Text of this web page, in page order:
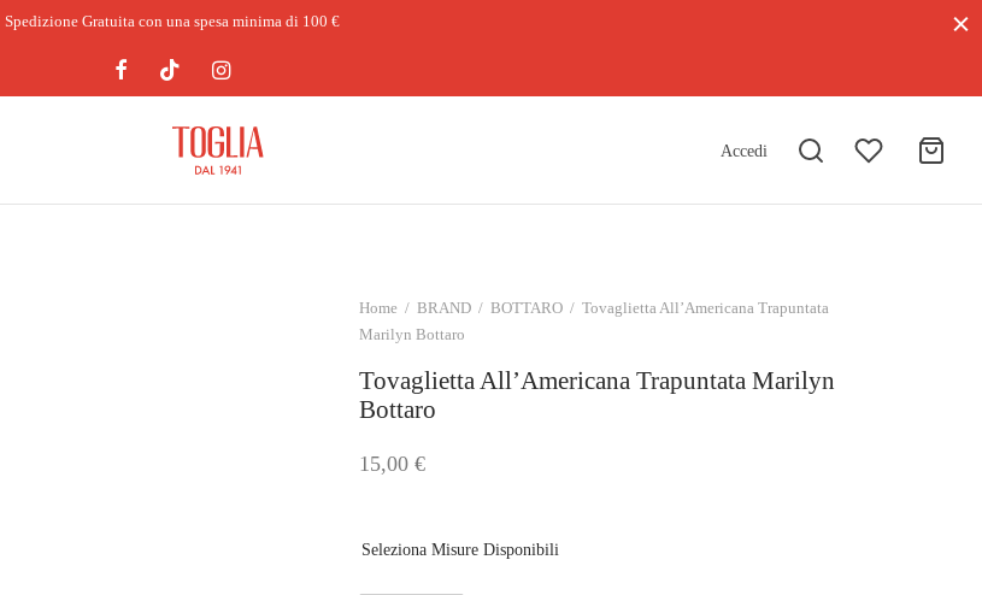
Spedizione Gratuita con una spesa minima di 100 €
Accedi
Home / BRAND / BOTTARO / Tovaglietta All’Americana Trapuntata
Marilyn Bottaro
Tovaglietta All’Americana Trapuntata Marilyn
Bottaro
15,00 €
Seleziona Misure Disponibili